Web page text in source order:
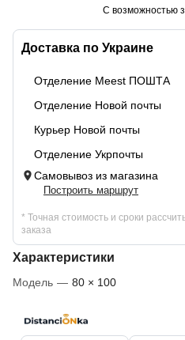
Доставка по Украине
Отделение Meest ПОШТА
Отделение Новой почты
Курьер Новой почты
Отделение Укрпочты
Самовывоз из магазина
Построить маршрут
* Точная стоимость и сроки
заказа
Характеристики
Модель — 80 × 100
С возможностью